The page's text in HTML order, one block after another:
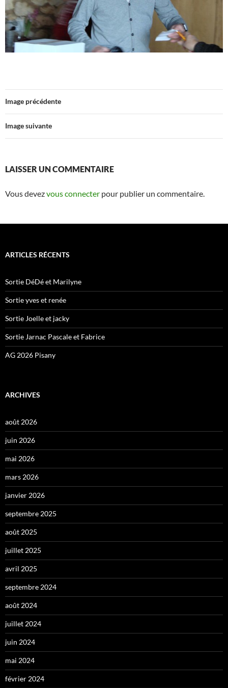
Image précédente
Image suivante
LAISSER UN COMMENTAIRE
Vous devezvous connecter pour publier un commentaire.
ARTICLES RÉCENTS
Sortie DéDé et Marilyne
Sortie yves et renée
Sortie Joelle et jacky
Sortie Jarnac Pascale et Fabrice
AG 2026 Pisany
ARCHIVES
août 2026
juin 2026
mai 2026
mars 2026
janvier 2026
septembre 2025
août 2025
juillet 2025
avril 2025
septembre 2024
août 2024
juillet 2024
juin 2024
mai 2024
février 2024